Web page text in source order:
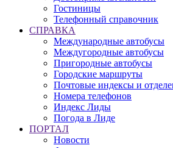
Гостиницы
Телефонный справочник
СПРАВКА
Международные автобусы
Междугородные автобусы
Пригородные автобусы
Городские маршруты
Почтовые индексы и
Номера телефонов
Индекс Лиды
Погода в Лиде
ПОРТАЛ
Новости